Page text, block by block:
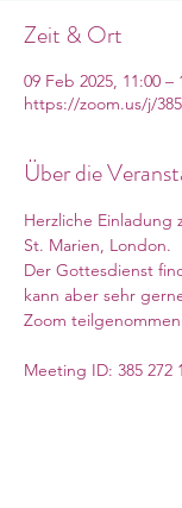
Zeit & Ort
09 Feb 2025, 11:00 –
https://zoom.us/j/
Über die
Herzliche Einladung
St. Marien, London.
Der Gottesdienst
kann aber sehr
Zoom
Meeting ID: 385 272